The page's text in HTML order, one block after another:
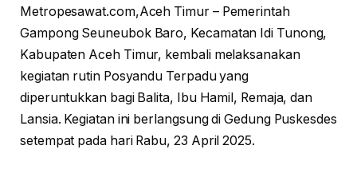
Metropesawat.com,Aceh Timur – Pemerintah
Gampong Seuneubok Baro, Kecamatan Idi Tunong,
Kabupaten Aceh Timur, kembali melaksanakan
kegiatan rutin Posyandu Terpadu yang
diperuntukkan bagi Balita, Ibu Hamil, Remaja, dan
Lansia. Kegiatan ini berlangsung di Gedung Puskesdes
setempat pada hari Rabu, 23 April 2025.